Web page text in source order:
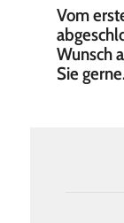
Vom
Wunsch
Sie